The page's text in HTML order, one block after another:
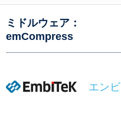
ミドルウェア：
emCompress
エン